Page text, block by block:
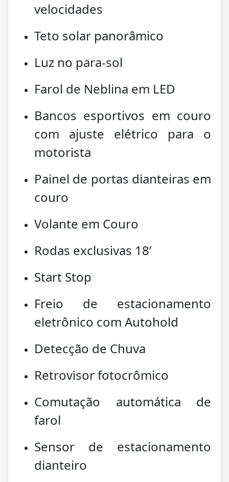
velocidades
Teto solar panorâmico
Luz no para-sol
Farol de Neblina em LED
Bancos esportivos em couro
com ajuste elétrico para o
motorista
Painel de portas dianteiras em
couro
Volante em Couro
Rodas exclusivas 18’
Start Stop
Freio de estacionamento
eletrônico com Autohold
Detecção de Chuva
Retrovisor fotocrômico
Comutação automática de
farol
Sensor de estacionamento
dianteiro